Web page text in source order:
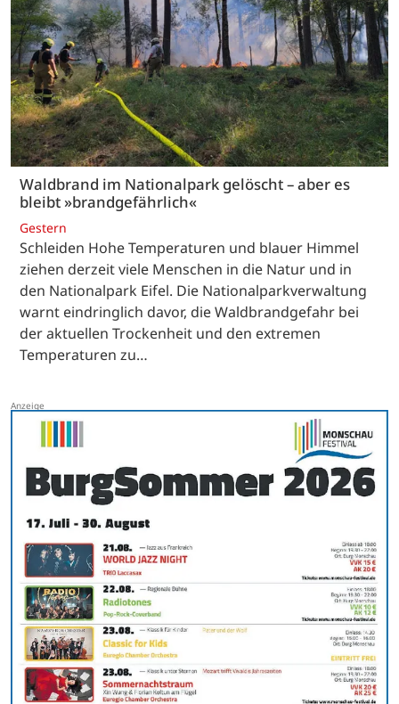
Waldbrand im Nationalpark gelöscht – aber es
bleibt »brandgefährlich«
Gestern
Schleiden Hohe Temperaturen und blauer Himmel
ziehen derzeit viele Menschen in die Natur und in
den Nationalpark Eifel. Die Nationalparkverwaltung
warnt eindringlich davor, die Waldbrandgefahr bei
der aktuellen Trockenheit und den extremen
Temperaturen zu…